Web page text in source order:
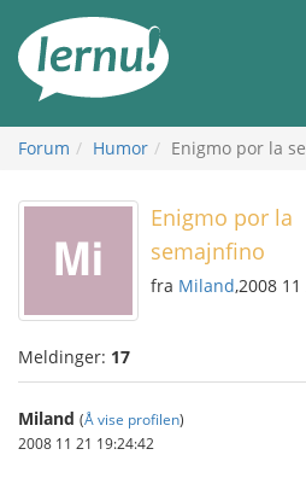
innholdet
Forum Humor Enigmo por la
Enigmo por la
semajnfino
fra Miland,2008 11
Meldinger: 17
Miland (Å vise profilen)
2008 11 21 19:24:42